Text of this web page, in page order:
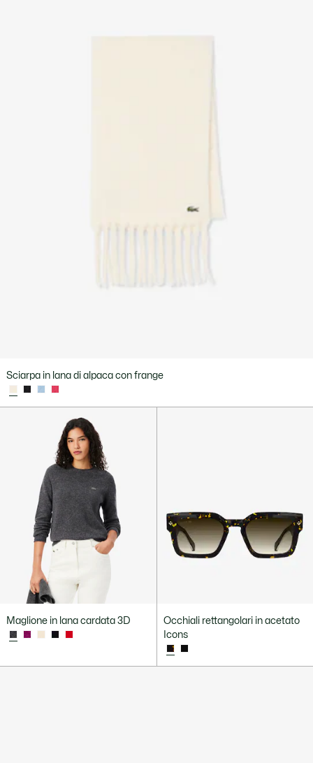
Sciarpa in lana di alpaca con frange
Maglione in lana cardata 3D
Occhiali rettangolari in acetato
Icons